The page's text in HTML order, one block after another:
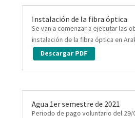
Instalación de la fibra óptica
Se van a comenzar a ejecutar las
instalación de la fibra óptica en
Descargar PDF
Agua 1er semestre de 2021
Periodo de pago voluntario del 29/